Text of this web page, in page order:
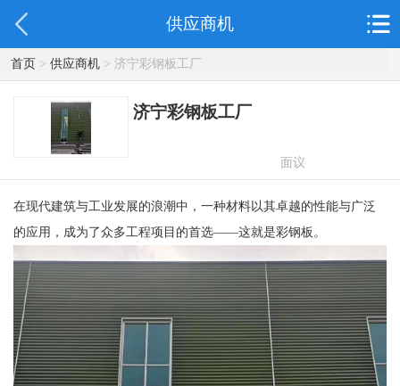
供应商机
首页> 供应商机> 济宁彩钢板工厂
济宁彩钢板工厂
面议
在现代建筑与工业发展的浪潮中，一种材料以其卓越的性能与广泛
的应用，成为了众多工程项目的首选——这就是彩钢板。